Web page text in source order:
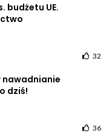
budżetu UE.
32
nawadnianie
dziś!
36